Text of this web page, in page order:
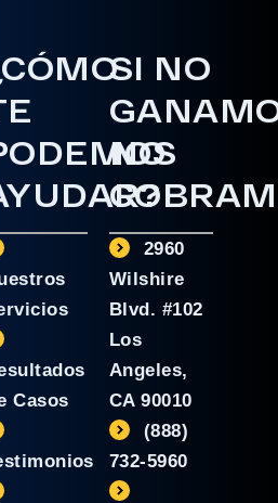
Casos
SI NO
NO
2960
Wilshire
Blvd. #102
Los
Angeles,
CA 90010
(888)
732-5960